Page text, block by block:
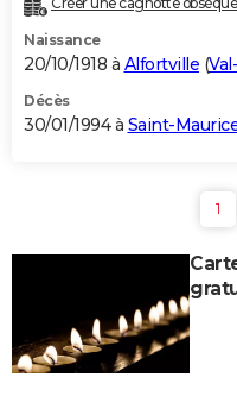
Naissance
20/10/1918 à Alfortville (
Décès
30/01/1994 à Saint-
1